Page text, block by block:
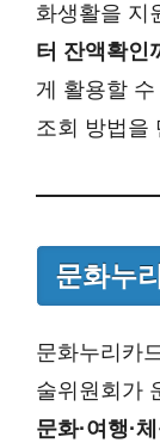
화생활을 지
터 잔액확인
게 활용할
조회 방법을
문화누
문화누리카
술위원회가
문화·여행·